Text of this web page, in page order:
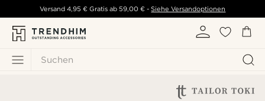
Suchen
Versand 4,95 € Gratis ab 59,00 € - Siehe Versandoptionen